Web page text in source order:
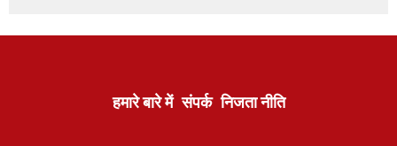
हमारे बारे में संपर्क निजता नीति